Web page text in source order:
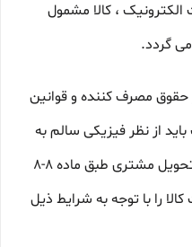
، کالا مشمول
حقوق مصرف کننده و قوانین
از نظر فیزیکی سالم به
دست مصرف کننده برسند. بعد از تحویل مشتری طبق ماده ۸-۸
بازگشت کالا را با توجه به شرایط ذیل